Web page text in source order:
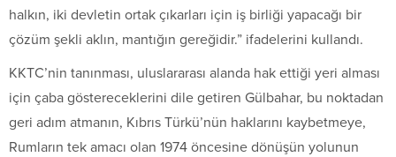
halkın, iki devletin ortak çıkarları için iş birliği yapacağı bir
çözüm şekli aklın, mantığın gereğidir.” ifadelerini kullandı.
KKTC’nin tanınması, uluslararası alanda hak ettiği yeri alması
için çaba göstereceklerini dile getiren Gülbahar, bu noktadan
geri adım atmanın, Kıbrıs Türkü’nün haklarını kaybetmeye,
Rumların tek amacı olan 1974 öncesine dönüşün yolunun